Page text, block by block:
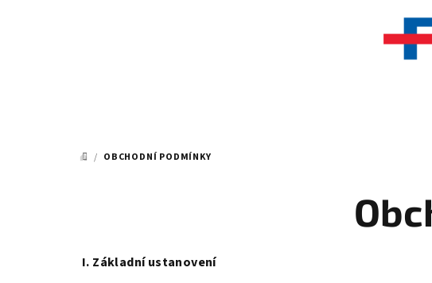
DOMŮ
/ OBCHODNÍ PODMÍNKY
I. Základní ustanovení